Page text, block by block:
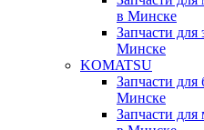
в Минске
Запчасти
Минске
KOMATSU
Запчасти для
Минске
Запчасти